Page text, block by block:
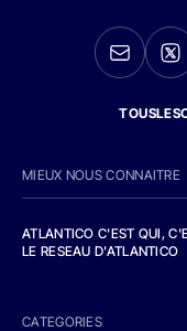
MIEUX NOUS CONNAITRE
ATLANTICO C'EST QUI,
LE RESEAU D'ATLANTICO
CATEGORIES